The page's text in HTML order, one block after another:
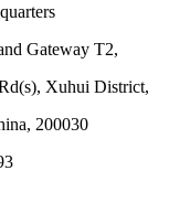
Gateway T2,
Xuhui District,
200030